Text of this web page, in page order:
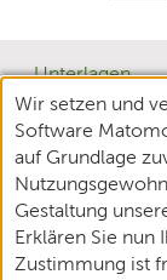
Unterlagen
Teilnehmende
XPlanung
Datenschutz
Impressum
Wir setzen und
Software
auf Grundlage
Gestaltung
Erklären Sie nun
Zustimmung ist